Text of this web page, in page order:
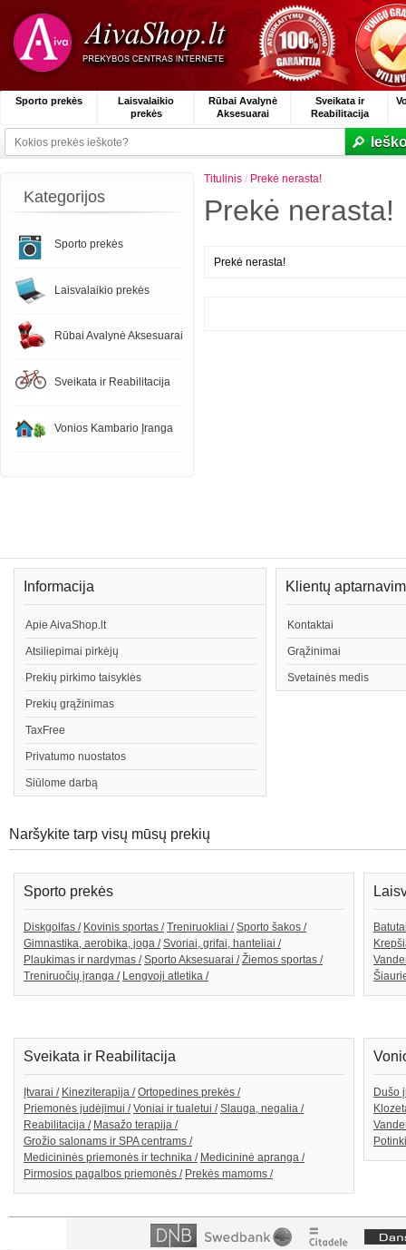
Sporto prekės
Laisvalaikio
prekės
Rūbai Avalynė
Aksesuarai
Sveikata ir
Reabilitacija
Kategorijos
Sporto prekės
Laisvalaikio prekės
Rūbai Avalynė Aksesuarai
Sveikata ir Reabilitacija
Vonios Kambario Įranga
Titulinis / Prekė nerasta!
Prekė nerasta!
Prekė nerasta!
Informacija
Apie AivaShop.lt
Atsiliepimai pirkėjų
Prekių pirkimo taisyklės
Prekių grąžinimas
TaxFree
Privatumo nuostatos
Siūlome darbą
Klientų
Kontaktai
Grąžinimai
Svetainės medis
Naršykite tarp visų mūsų prekių
Sporto prekės
Diskgolfas / Kovinis sportas / Treniruokliai / Sporto šakos /
Gimnastika, aerobika, joga / Svoriai, grifai, hanteliai /
Plaukimas ir nardymas / Sporto Aksesuarai / Žiemos sportas /
Treniruočių įranga / Lengvoji atletika /
Sveikata ir Reabilitacija
Įtvarai / Kineziterapija / Ortopedines prekės /
Priemonės judėjimui / Voniai ir tualetui / Slauga, negalia /
Reabilitacija / Masažo terapija /
Grožio salonams ir SPA centrams /
Medicininės priemonės ir technika / Medicininė apranga /
Pirmosios pagalbos priemonės / Prekės mamoms /
Dušo